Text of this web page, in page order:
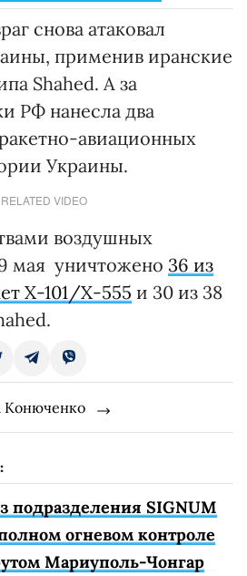
снова атаковал
применив иранские
Shahed. А за
РФ нанесла два
авиационных
Украины.
RELATED VIDEO
воздушных
мая уничтожено 36 из
Х-101/Х-555 и 30 из 38
Конюченко
подразделения SIGNUM
огневом контроле
Мариуполь-Чонгар